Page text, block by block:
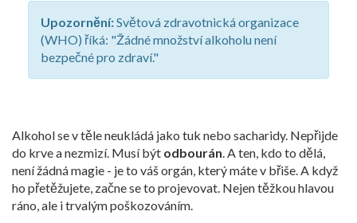
Upozornění:Světová zdravotnická organizace
(WHO) říká: "Žádné množství alkoholu není
bezpečné pro zdraví."
Alkohol se v těle neukládá jako tuk nebo sacharidy. Nepřijde
do krve a nezmizí. Musí být odbourán . A ten, kdo to dělá,
není žádná magie - je to váš orgán, který máte v břiše. A když
ho přetěžujete, začne se to projevovat. Nejen těžkou hlavou
ráno, ale i trvalým poškozováním.